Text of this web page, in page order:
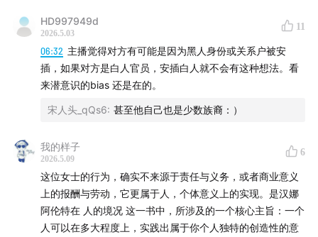
Viola就是那位被政府“空降”进项目组的成员，也是在这个
HD997949d
2026.5.03
11
06:32 主播觉得对方有可能是因为黑人身份或关系户被安
插，如果对方是白人官员，安插白人就不会有这种想法。看
来潜意识的bias 还是在的。
宋人头_qQs6: 甚至他自己也是少数族裔：）
我的样子
2026.5.09
6
这位女士的行为，确实不来源于责任与义务，或者商业意义
上的报酬与劳动，它更属于人，个体意义上的实现。是汉娜
阿伦特在 人的境况 这一书中，所涉及的一个核心主旨：一个
人可以在多大程度上，实践出属于你个人独特的创造性的意